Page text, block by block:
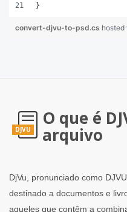
}
convert-djvu-to-psd.cs
DJVU
O que é
arquivo
DjVu, pronunciado como
destinado a documentos e
aqueles que contêm a